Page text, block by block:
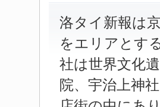
洛タイ新報は
をエリアとす
社は世界文化
院、宇治上神